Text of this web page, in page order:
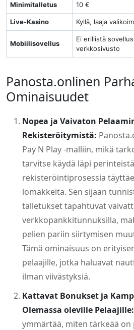
Minimitalletus 10 €
Live-Kasino Kyllä, laaja
Mobiilisovellus
Ei erillistä
verkkosivusto
Panosta.onlinen
Ominaisuudet
Nopea ja Vaivaton
Rekisteröitymistä:
Pay N Play -malliin, mikä
tarvitse käydä läpi perinteistä
rekisteröintiprosessia
lomakkeita. Sen sijaan
talletukset tapahtuvat
verkkopankkitunnuksilla,
pelien pariin siirtymisen
Tämä ominaisuus on
pelaajille, jotka haluavat
ilman viivästyksiä.
Kattavat Bonukset ja
Olemassa oleville Pelaajille:
ymmärtää, miten tärkeää on